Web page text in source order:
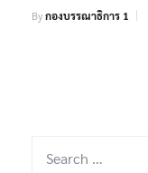
Byกองบรรณาธิการ 1